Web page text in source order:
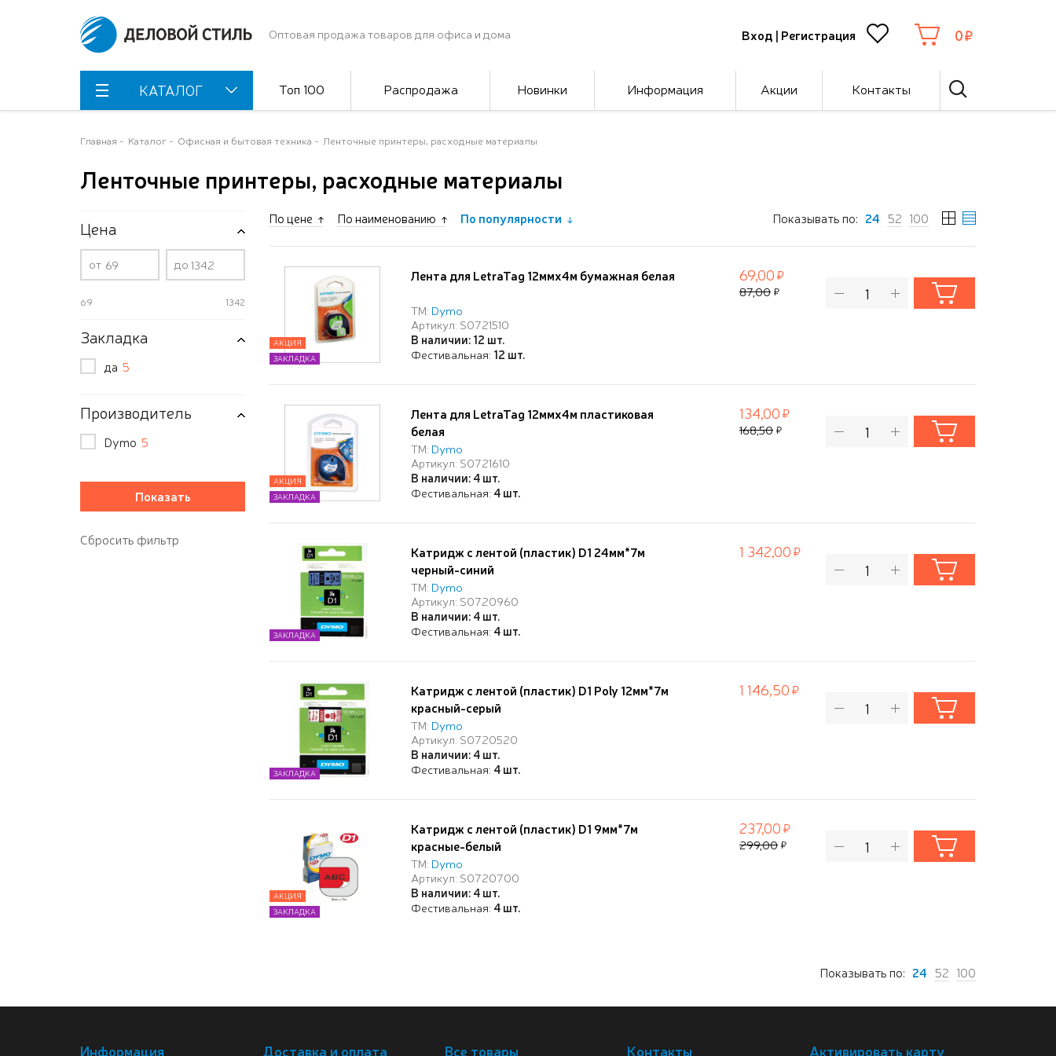
Оптовая продажа товаров для офиса и дома Вход | Регистрация 0
КАТАЛОГ Топ 100 Распродажа Новинки Информация Акции Контакты
Главная Каталог Офисная и бытовая техника Ленточные принтеры, расходные материалы
Ленточные принтеры, расходные материалы
Цена
от до
69 1342
Закладка
да 5
Производитель
Dymo 5
По цене По наименованию По популярности Показывать по: 24 52 100
Лента для LetraTag 12ммх4м бумажная белая
ТМ: Dymo
Артикул: S0721510
В наличии: 12 шт.
Фестивальная: 12 шт.
АКЦИЯ
ЗАКЛАДКА
69,00
87,00
Лента для LetraTag 12ммх4м пластиковая
белая
ТМ: Dymo
Артикул: S0721610
В наличии: 4 шт.
Фестивальная: 4 шт.
АКЦИЯ
ЗАКЛАДКА
134,00
168,50
Катридж с лентой (пластик) D1 24мм*7м
черный-синий
ТМ: Dymo
Артикул: S0720960
В наличии: 4 шт.
Фестивальная: 4 шт.
ЗАКЛАДКА
1 342,00
Катридж с лентой (пластик) D1 Poly 12мм*7м
красный-серый
ТМ: Dymo
Артикул: S0720520
В наличии: 4 шт.
Фестивальная: 4 шт.
ЗАКЛАДКА
1 146,50
Катридж с лентой (пластик) D1 9мм*7м
красные-белый
ТМ: Dymo
Артикул: S0720700
В наличии: 4 шт.
Фестивальная: 4 шт.
АКЦИЯ
ЗАКЛАДКА
237,00
299,00
Показывать по: 24 52 100
Информация Доставка и оплата Все товары Контакты Активировать карту